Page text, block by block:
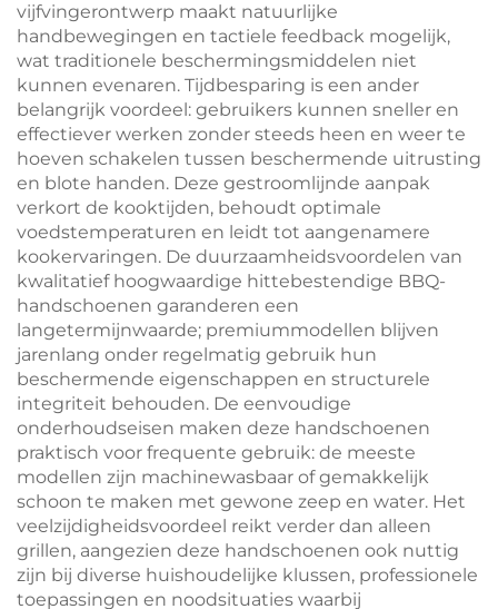
vijfvingerontwerp maakt natuurlijke
handbewegingen en tactiele feedback mogelijk,
wat traditionele beschermingsmiddelen niet
kunnen evenaren. Tijdbesparing is een ander
belangrijk voordeel: gebruikers kunnen sneller en
effectiever werken zonder steeds heen en weer te
hoeven schakelen tussen beschermende uitrusting
en blote handen. Deze gestroomlijnde aanpak
verkort de kooktijden, behoudt optimale
voedstemperaturen en leidt tot aangenamere
kookervaringen. De duurzaamheidsvoordelen van
kwalitatief hoogwaardige hittebestendige BBQ-
handschoenen garanderen een
langetermijnwaarde; premiummodellen blijven
jarenlang onder regelmatig gebruik hun
beschermende eigenschappen en structurele
integriteit behouden. De eenvoudige
onderhoudseisen maken deze handschoenen
praktisch voor frequente gebruik: de meeste
modellen zijn machinewasbaar of gemakkelijk
schoon te maken met gewone zeep en water. Het
veelzijdigheidsvoordeel reikt verder dan alleen
grillen, aangezien deze handschoenen ook nuttig
zijn bij diverse huishoudelijke klussen, professionele
toepassingen en noodsituaties waarbij